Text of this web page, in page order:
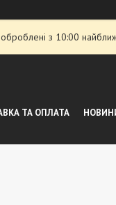
з 10:00
ТА ОПЛАТА